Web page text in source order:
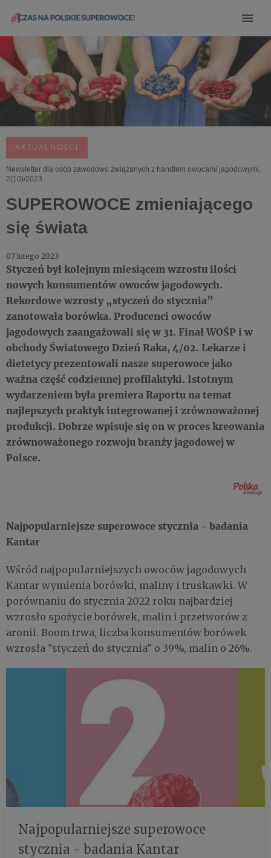
AKTUALNOŚCI
Newsletter dla osób zawodowo związanych z handlem owocami jagodowymi,
2(10)/2023
SUPEROWOCE zmieniającego
się świata
07 lutego 2023
Styczeń był kolejnym miesiącem wzrostu ilości
nowych konsumentów owoców jagodowych.
Rekordowe wzrosty „styczeń do stycznia”
zanotowała borówka. Producenci owoców
jagodowych zaangażowali się w 31. Finał WOŚP i w
obchody Światowego Dzień Raka, 4/02. Lekarze i
dietetycy prezentowali nasze superowoce jako
ważna część codziennej profilaktyki. Istotnym
wydarzeniem była premiera Raportu na temat
najlepszych praktyk integrowanej i zrównoważonej
produkcji. Dobrze wpisuje się on w proces kreowania
zrównoważonego rozwoju branży jagodowej w
Polsce.
Najpopularniejsze superowoce stycznia - badania
Kantar
Wśród najpopularniejszych owoców jagodowych
Kantar wymienia borówki, maliny i truskawki. W
porównaniu do stycznia 2022 roku najbardziej
wzrosło spożycie borówek, malin i przetworów z
aronii. Boom trwa, liczba konsumentów borówek
wzrosła "styczeń do stycznia" o 39%, malin o 26%.
Najpopularniejsze superowoce
stycznia - badania Kantar